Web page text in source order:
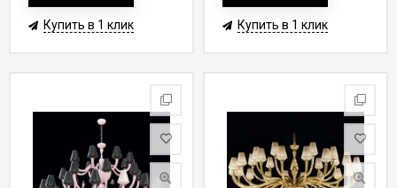
Купить в 1 клик Купить в 1 клик